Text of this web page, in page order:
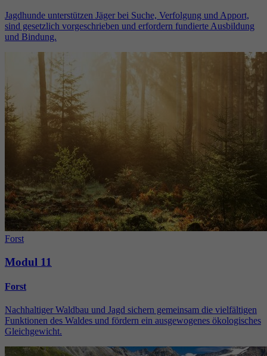
Jagdhunde unterstützen Jäger bei Suche, Verfolgung und Apport,
sind gesetzlich vorgeschrieben und erfordern fundierte Ausbildung
und Bindung.
Forst
Modul 11
Forst
Nachhaltiger Waldbau und Jagd sichern gemeinsam die vielfältigen
Funktionen des Waldes und fördern ein ausgewogenes ökologisches
Gleichgewicht.